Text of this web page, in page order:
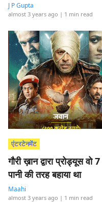
J P Gupta
almost 3 years ago | 1 min read
एंटरटेनमेंट
गौरी ख़ान द्वारा प्रोड्यूस
पानी की तरह बहाया था
Maahi
almost 3 years ago | 1 min read